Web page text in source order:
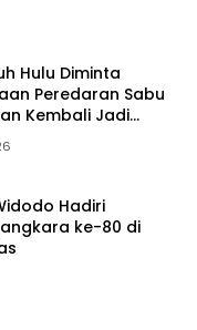
Hulu Diminta
Peredaran Sabu
Kembali Jadi
Hadiri
ke-80 di